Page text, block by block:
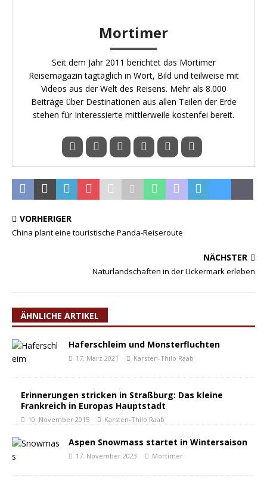
Mortimer
Seit dem Jahr 2011 berichtet das Mortimer
Reisemagazin tagtäglich in Wort, Bild und teilweise mit
Videos aus der Welt des Reisens. Mehr als 8.000
Beiträge über Destinationen aus allen Teilen der Erde
stehen für Interessierte mittlerweile kostenfei bereit.
VORHERIGER
China plant eine touristische Panda-Reiseroute
NÄCHSTER
Naturlandschaften in der Uckermark erleben
ÄHNLICHE ARTIKEL
Haferschleim und Monsterfluchten
17. März 2021 Karsten-Thilo Raab
Erinnerungen stricken in Straßburg: Das kleine
Frankreich in Europas Hauptstadt
10. November 2015 Karsten-Thilo Raab
Aspen Snowmass startet in Wintersaison
17. November 2023 Mortimer